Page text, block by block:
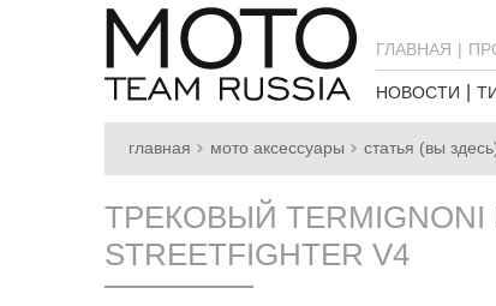
ГЛАВНАЯ
НОВОСТИ
главная мото аксессуары статья (вы
ТРЕКОВЫЙ TERMIGNONI
STREETFIGHTER V4